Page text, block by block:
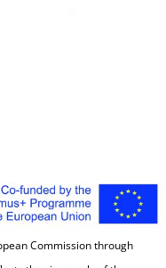
Commission through